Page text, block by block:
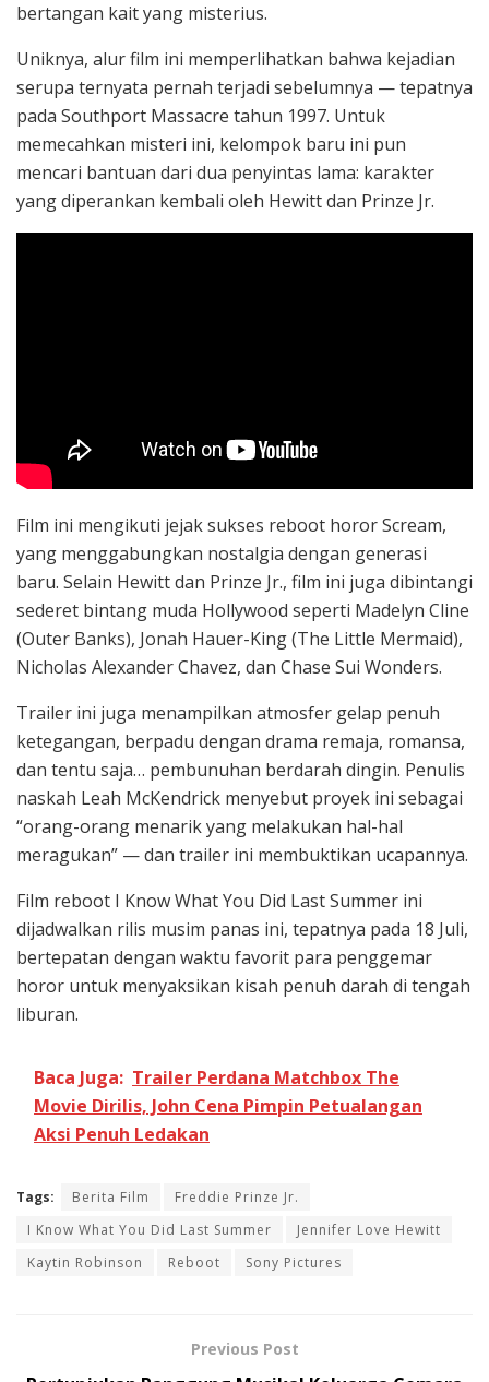
bertangan kait yang misterius.
Uniknya, alur film ini memperlihatkan bahwa kejadian
serupa ternyata pernah terjadi sebelumnya — tepatnya
pada Southport Massacre tahun 1997. Untuk
memecahkan misteri ini, kelompok baru ini pun
mencari bantuan dari dua penyintas lama: karakter
yang diperankan kembali oleh Hewitt dan Prinze Jr.
Film ini mengikuti jejak sukses reboot horor Scream,
yang menggabungkan nostalgia dengan generasi
baru. Selain Hewitt dan Prinze Jr., film ini juga dibintangi
sederet bintang muda Hollywood seperti Madelyn Cline
(Outer Banks), Jonah Hauer-King (The Little Mermaid),
Nicholas Alexander Chavez, dan Chase Sui Wonders.
Trailer ini juga menampilkan atmosfer gelap penuh
ketegangan, berpadu dengan drama remaja, romansa,
dan tentu saja… pembunuhan berdarah dingin. Penulis
naskah Leah McKendrick menyebut proyek ini sebagai
“orang-orang menarik yang melakukan hal-hal
meragukan” — dan trailer ini membuktikan ucapannya.
Film reboot I Know What You Did Last Summer ini
dijadwalkan rilis musim panas ini, tepatnya pada 18 Juli,
bertepatan dengan waktu favorit para penggemar
horor untuk menyaksikan kisah penuh darah di tengah
liburan.
Baca Juga: Trailer Perdana Matchbox The
Movie Dirilis, John Cena Pimpin Petualangan
Aksi Penuh Ledakan
Tags: Berita Film
Freddie Prinze Jr.
I Know What You Did Last Summer
Jennifer Love Hewitt
Kaytin Robinson
Reboot Sony Pictures
Previous Post